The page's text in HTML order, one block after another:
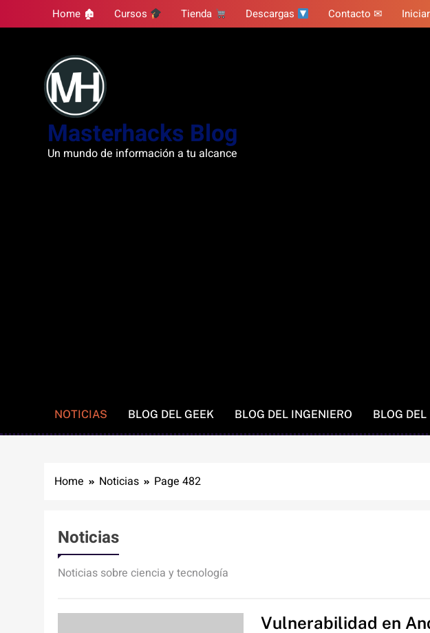
to
Home 🏚 Cursos Tienda Descargas Contacto ✉
Masterhacks Blog
Un mundo de información a tu alcance
NOTICIAS BLOG DEL GEEK BLOG DEL INGENIERO BLOG DEL
Home Noticias Page 482
Noticias
Noticias sobre ciencia y tecnología
Vulnerabilidad en